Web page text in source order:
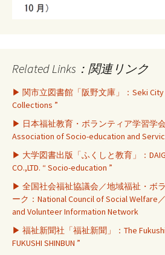
Related Links：関連リンク
▶ 関市立図書館「阪野文庫」：Seki City
Collections ”
▶ 日本福祉教育・ボランティア学習学
Association of Socio-education and
▶ 大学図書出版「ふくしと教育」：
CO.,LTD. “ Socio-education ”
▶ 全国社会福祉協議会／地域福祉・ボ
ーク：National Council of Social Welfare
and Volunteer Information Network
▶ 福祉新聞社「福祉新聞」：The Fukushi
FUKUSHI SHINBUN ”